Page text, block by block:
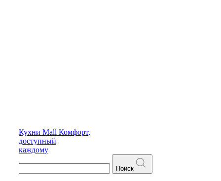
Кухни Mall Комфорт,
доступный
каждому
Поиск